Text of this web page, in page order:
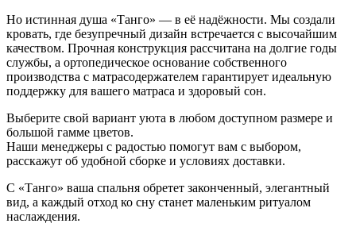
Но истинная душа «Танго» — в её надёжности. Мы создали
кровать, где безупречный дизайн встречается с высочайшим
качеством. Прочная конструкция рассчитана на долгие годы
службы, а ортопедическое основание собственного
производства с матрасодержателем гарантирует идеальную
поддержку для вашего матраса и здоровый сон.
Выберите свой вариант уюта в любом доступном размере и
большой гамме цветов.
Наши менеджеры с радостью помогут вам с выбором,
расскажут об удобной сборке и условиях доставки.
С «Танго» ваша спальня обретет законченный, элегантный
вид, а каждый отход ко сну станет маленьким ритуалом
наслаждения.